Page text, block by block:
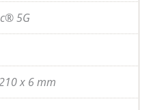
5G
x 6 mm